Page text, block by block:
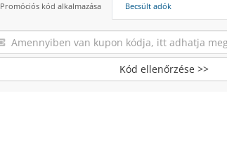
Promóciós kód alkalmazása Becsült adók
Kód ellenőrzése >>